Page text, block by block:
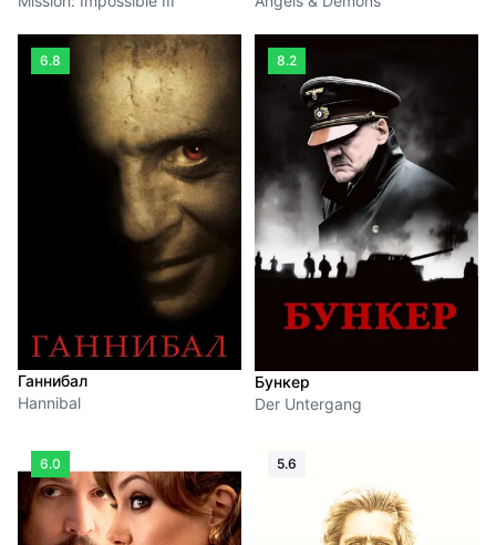
6.8
Ганнибал
Hannibal
8.2
Бункер
Der Untergang
6.0 5.6